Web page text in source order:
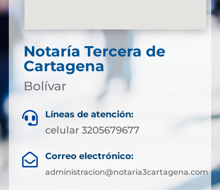
Notaría Tercera de
Cartagena
Bolívar
 Líneas de atención:
celular 3205679677
 Correo electrónico:
administracion@notaria3cartagena.com